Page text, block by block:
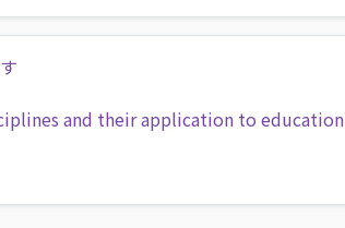
and their application to education